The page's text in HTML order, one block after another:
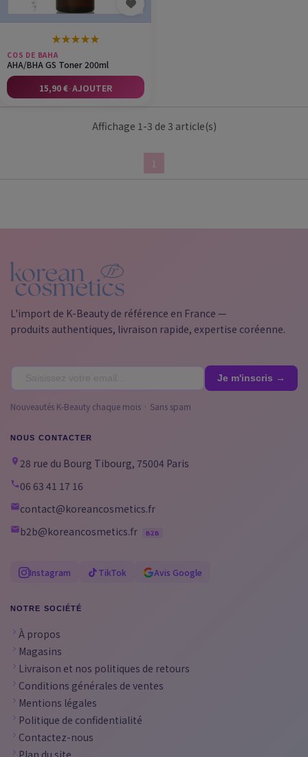
★★★★★
COS DE BAHA
AHA/BHA GS Toner 200ml
15,90 €·AJOUTER
Affichage 1-3 de 3 article(s)
1
L'import de K-Beauty de référence en France —
produits authentiques, livraison rapide, expertise coréenne.
Nouveautés K-Beauty chaque mois · Sans spam
NOUS CONTACTER
28 rue du Bourg Tibourg, 75004 Paris
06 63 41 17 16
contact@koreancosmetics.fr
b2b@koreancosmetics.fr
B2B
Instagram TikTok Avis Google
NOTRE SOCIÉTÉ
À propos
Magasins
Livraison et nos politiques de retours
Conditions générales de ventes
Mentions légales
Politique de confidentialité
Contactez-nous
Plan du site